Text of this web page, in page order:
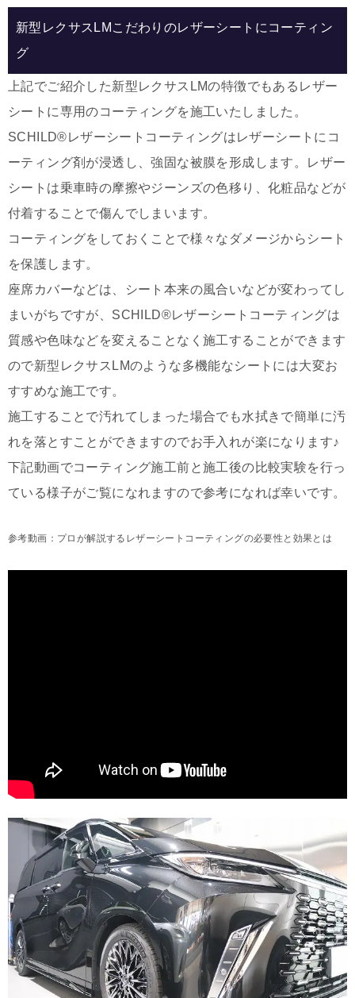
新型レクサスLMこだわりのレザーシートにコーティン
グ
上記でご紹介した新型レクサスLMの特徴でもあるレザー
シートに専用のコーティングを施工いたしました。
SCHILD®レザーシートコーティングはレザーシートにコ
ーティング剤が浸透し、強固な被膜を形成します。レザー
シートは乗車時の摩擦やジーンズの色移り、化粧品などが
付着することで傷んでしまいます。
コーティングをしておくことで様々なダメージからシート
を保護します。
座席カバーなどは、シート本来の風合いなどが変わってし
まいがちですが、 SCHILD®レザーシートコーティングは
質感や色味などを変えることなく施工することができます
ので新型レクサスLMのような多機能なシートには大変お
すすめな施工です。
施工することで汚れてしまった場合でも水拭きで簡単に汚
れを落とすことができますのでお手入れが楽になります♪
下記動画でコーティング施工前と施工後の比較実験を行っ
ている様子がご覧になれますので参考になれば幸いです。
参考動画：プロが解説するレザーシートコーティングの必要性と効果とは